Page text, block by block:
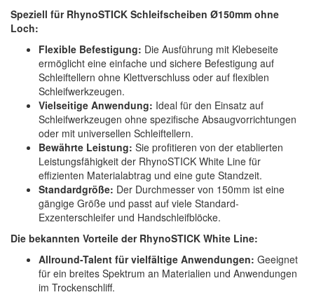
(2)
Wibeco
(1)
ZVG
Speziell für RhynoSTICK Schleifscheiben Ø150mm ohne
Loch:
Flexible Befestigung: Die Ausführung mit Klebeseite
ermöglicht eine einfache und sichere Befestigung auf
Schleiftellern ohne Klettverschluss oder auf flexiblen
Schleifwerkzeugen.
Vielseitige Anwendung: Ideal für den Einsatz auf
Schleifwerkzeugen ohne spezifische Absaugvorrichtungen
oder mit universellen Schleiftellern.
Bewährte Leistung: Sie profitieren von der etablierten
Leistungsfähigkeit der RhynoSTICK White Line für
effizienten Materialabtrag und eine gute Standzeit.
Standardgröße: Der Durchmesser von 150mm ist eine
gängige Größe und passt auf viele Standard-
Exzenterschleifer und Handschleifblöcke.
Die bekannten Vorteile der RhynoSTICK White Line:
Allround-Talent für vielfältige Anwendungen: Geeignet
für ein breites Spektrum an Materialien und Anwendungen
im Trockenschliff.